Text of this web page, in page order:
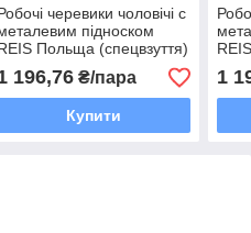
черевики чоловічі c
підноском
Польща (спецвзуття)
BRYESK-P-SB BN
196,76₴/пара
Купити
1